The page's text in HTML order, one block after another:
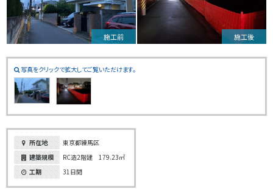
施工前 施工後
写真をクリックで拡大してご覧いただけます。
所在地
東京都練馬区
建築規模
RC造2階建 179.23㎡
工期
31日間